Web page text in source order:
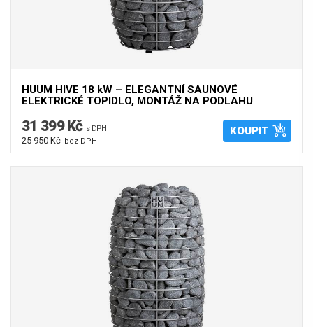
HUUM HIVE 18 kW – ELEGANTNÍ SAUNOVÉ
ELEKTRICKÉ TOPIDLO, MONTÁŽ NA PODLAHU
31 399 Kč s DPH
25 950 Kč bez DPH
KOUPIT